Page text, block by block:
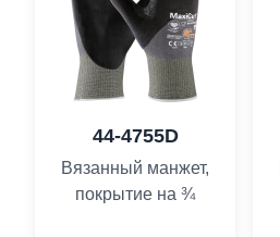
44-4755D
Вязанный манжет,
покрытие на ¾